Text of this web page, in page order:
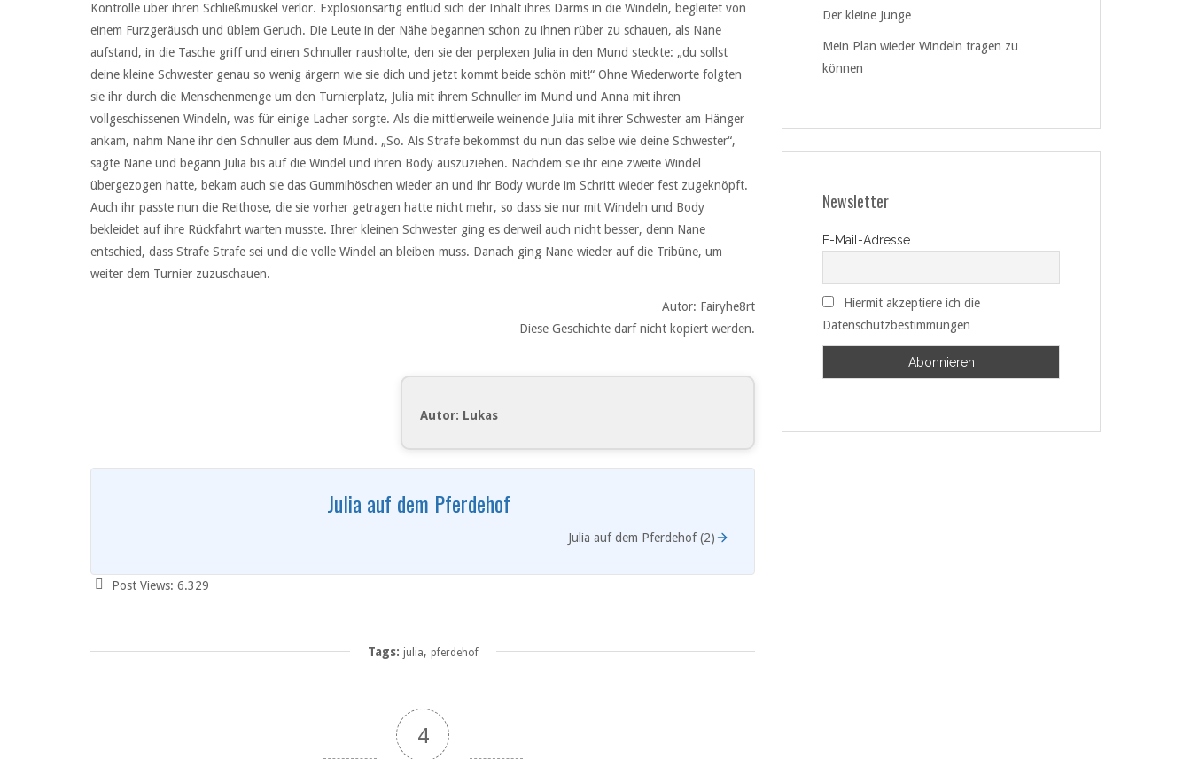
Kontrolle über ihren Schließmuskel verlor. Explosionsartig entlud sich der Inhalt ihres Darms in die Windeln, begleitet von
einem Furzgeräusch und üblem Geruch. Die Leute in der Nähe begannen schon zu ihnen rüber zu schauen, als Nane
aufstand, in die Tasche griff und einen Schnuller rausholte, den sie der perplexen Julia in den Mund steckte: „du sollst
deine kleine Schwester genau so wenig ärgern wie sie dich und jetzt kommt beide schön mit!“ Ohne Wiederworte folgten
sie ihr durch die Menschenmenge um den Turnierplatz, Julia mit ihrem Schnuller im Mund und Anna mit ihren
vollgeschissenen Windeln, was für einige Lacher sorgte. Als die mittlerweile weinende Julia mit ihrer Schwester am Hänger
ankam, nahm Nane ihr den Schnuller aus dem Mund. „So. Als Strafe bekommst du nun das selbe wie deine Schwester“,
sagte Nane und begann Julia bis auf die Windel und ihren Body auszuziehen. Nachdem sie ihr eine zweite Windel
übergezogen hatte, bekam auch sie das Gummihöschen wieder an und ihr Body wurde im Schritt wieder fest zugeknöpft.
Auch ihr passte nun die Reithose, die sie vorher getragen hatte nicht mehr, so dass sie nur mit Windeln und Body
bekleidet auf ihre Rückfahrt warten musste. Ihrer kleinen Schwester ging es derweil auch nicht besser, denn Nane
entschied, dass Strafe Strafe sei und die volle Windel an bleiben muss. Danach ging Nane wieder auf die Tribüne, um
weiter dem Turnier zuzuschauen.
Autor: Fairyhe8rt
Diese Geschichte darf nicht kopiert werden.
Autor: Lukas
Julia auf dem Pferdehof
Julia auf dem Pferdehof (2)
Post Views: 6.329
Tags: julia, pferdehof
4
Der kleine Junge
Mein Plan wieder Windeln tragen zu
können
Newsletter
E-Mail-Adresse
Hiermit akzeptiere ich die
Datenschutzbestimmungen